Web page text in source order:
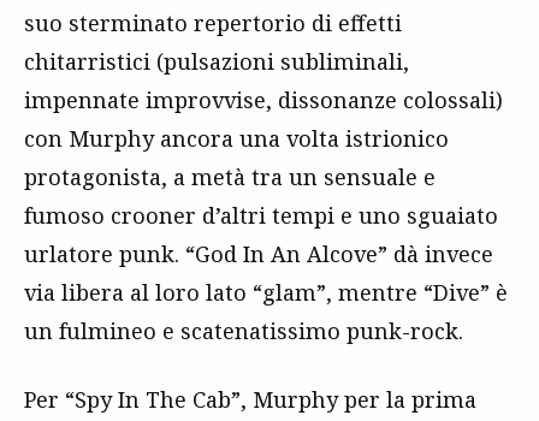
suo sterminato repertorio di effetti
chitarristici (pulsazioni subliminali,
impennate improvvise, dissonanze colossali)
con Murphy ancora una volta istrionico
protagonista, a metà tra un sensuale e
fumoso crooner d’altri tempi e uno sguaiato
urlatore punk. “God In An Alcove” dà invece
via libera al loro lato “glam”, mentre “Dive” è
un fulmineo e scatenatissimo punk-rock.
Per “Spy In The Cab”, Murphy per la prima